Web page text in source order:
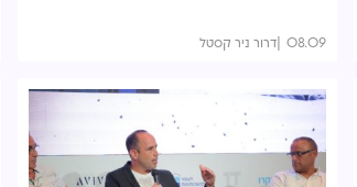
08.09 דרור ניר קסטל